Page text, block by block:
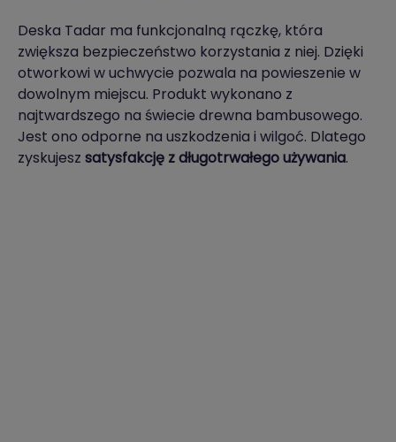
Deska Tadar ma funkcjonalną rączkę, która
zwiększa bezpieczeństwo korzystania z niej. Dzięki
otworkowi w uchwycie pozwala na powieszenie w
dowolnym miejscu. Produkt wykonano z
najtwardszego na świecie drewna bambusowego.
Jest ono odporne na uszkodzenia i wilgoć. Dlatego
zyskujesz satysfakcję z długotrwałego używania.